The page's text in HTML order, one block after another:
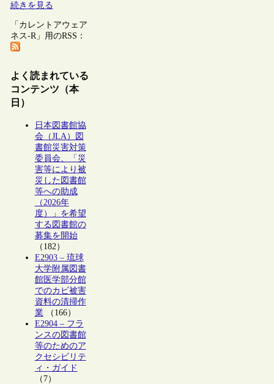
続きを見る
「カレントアウェア
ネス-R」用のRSS：
よく読まれている
コンテンツ（本
日）
日本図書館協
会（JLA）図
書館災害対策
委員会、「災
害等により被
災した図書館
等への助成
（2026年
度）」を希望
する図書館の
募集を開始
（182）
E2903 – 琉球
大学附属図書
館医学部分館
でのカビ被害
資料の清掃作
業（166）
E2904 – フラ
ンスの図書館
等のためのア
クセシビリテ
ィ・ガイド
（7）